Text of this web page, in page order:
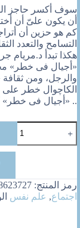
هو:
125 ج.
هو:
109 ج.
سوف أكسر حاجز
أن يكون علىّ أن
كم هو حزين أن
التسامح والتعدد
هكذا تبدأ د.مريام
«أجيال فى خطر»
والرجل، ومن
الكاچوال خطر على
.. «أجيال فى خطر»
الاباحية
ليست
رمز المنتج:
اجتماع, علم نفس